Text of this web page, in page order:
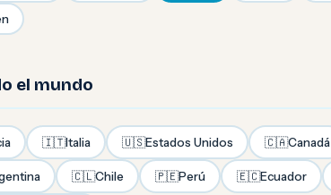
el mundo
🇮🇹Italia 🇺🇸Estados Unidos 🇨🇦Canadá
🇨🇱Chile 🇵🇪Perú 🇪🇨Ecuador